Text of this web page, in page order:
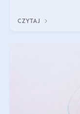
CZYTAJ